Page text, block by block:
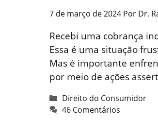
7 de março de 2024 Por Dr.
Recebi uma cobrança
Essa é uma situação
Mas é importante
por meio de ações
Categorias
Direito do Consumidor
46 Comentários